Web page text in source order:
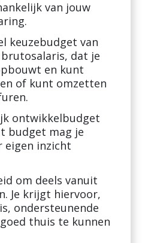
van jouw
keuzebudget van
brutosalaris, dat je
en kunt
of kunt omzetten
ontwikkelbudget
budget mag je
eigen inzicht
om deels vanuit
Je krijgt hiervoor,
ondersteunende
thuis te kunnen